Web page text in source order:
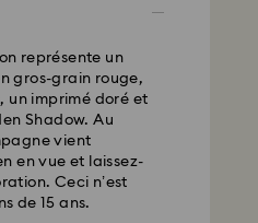
représente un
gros-grain rouge,
un imprimé doré et
Shadow. Au
vient
en vue et laissez-
Ceci n’est
de 15 ans.
sont traitées